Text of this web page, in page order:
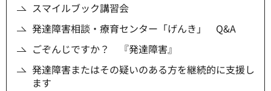
スマイルブック講習会
発達障害相談・療育センター「げんき」 Q&A
ごぞんじですか？ 『発達障害』
発達障害またはその疑いのある方を継続的に支援し
ます